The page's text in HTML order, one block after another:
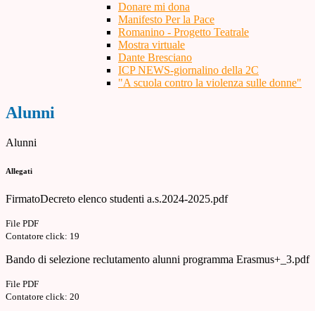
Donare mi dona
Manifesto Per la Pace
Romanino - Progetto Teatrale
Mostra virtuale
Dante Bresciano
ICP NEWS-giornalino della 2C
"A scuola contro la violenza sulle donne"
Alunni
Alunni
Allegati
FirmatoDecreto elenco studenti a.s.2024-2025.pdf
File PDF
Contatore click: 19
Bando di selezione reclutamento alunni programma Erasmus+_3.pdf
File PDF
Contatore click: 20